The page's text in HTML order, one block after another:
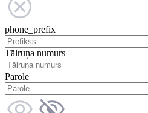
phone_prefix
Tālruņa numurs
Parole